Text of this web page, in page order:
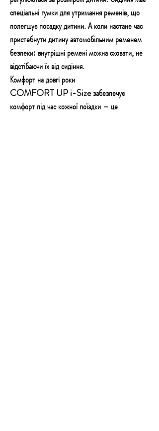
спеціальні гумки для утримання ременів, що
полегшує посадку дитини. А коли настане час
пристебнути дитину автомобільним ременем
безпеки: внутрішні ремені можна сховати, не
відстібаючи їх від сидіння.
Комфорт на довгі роки
COMFORT UP i-Size забезпечує
комфорт під час кожної поїздки – це